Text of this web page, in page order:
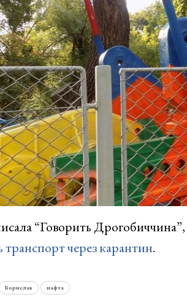
“Говорить Дрогобиччина”,
транспорт через карантин.
Борислав нафта